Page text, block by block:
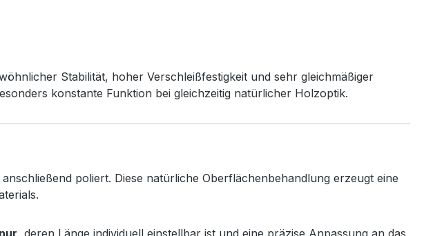
Stabilität, hoher Verschleißfestigkeit und sehr gleichmäßiger
konstante Funktion bei gleichzeitig natürlicher Holzoptik.
poliert. Diese natürliche Oberflächenbehandlung erzeugt eine
, deren Länge individuell einstellbar ist und eine präzise Anpassung an das